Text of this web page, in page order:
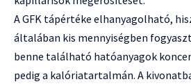
A GFK tápértéke elhanyagolható,
általában kis mennyiségben
benne található hatóanyagok
pedig a kalóriatartalmán. A